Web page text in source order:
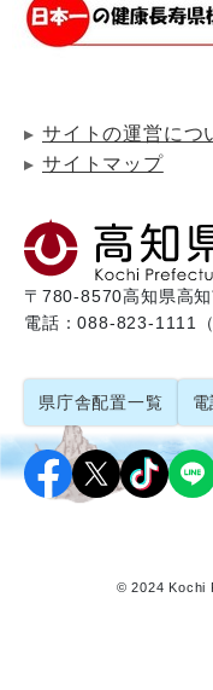
サイトの運営につ
サイトマップ
〒780-8570高知県高
電話：088-823-1111
県庁舎配置一覧
© 2024 Kochi